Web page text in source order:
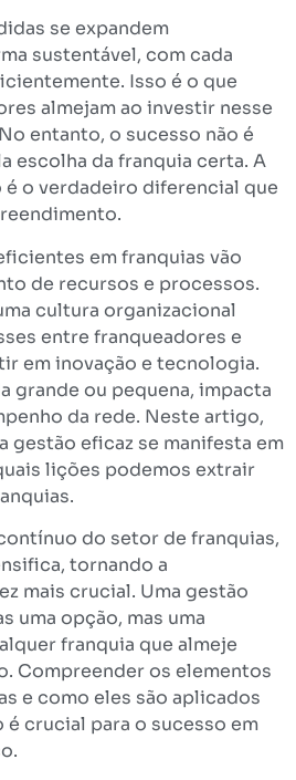
se expandem
sustentável, com cada
Isso é o que
almejam ao investir nesse
entanto, o sucesso não é
escolha da franquia certa. A
é o verdadeiro diferencial que
em franquias vão
de recursos e processos.
cultura organizacional
entre franqueadores e
em inovação e tecnologia.
grande ou pequena, impacta
da rede. Neste artigo,
gestão eficaz se manifesta em
lições podemos extrair
do setor de franquias,
tornando a
mais crucial. Uma gestão
uma opção, mas uma
franquia que almeje
Compreender os elementos
e como eles são aplicados
é crucial para o sucesso em